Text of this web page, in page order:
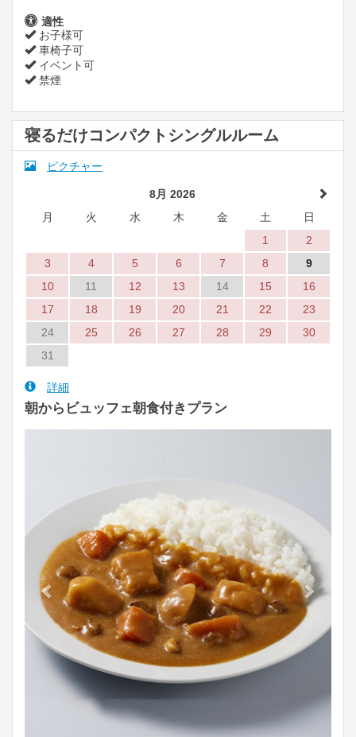
適性
お子様可
車椅子可
イベント可
禁煙
寝るだけコンパクトシングルルーム
ピクチャー
8月 2026
月
火 水 木 金 土
日
1
2
3
4 5 6 7 8
9
10
11 12 13 14 15
16
17
18 19 20 21 22
23
24
25 26 27 28 29
30
31
詳細
朝からビュッフェ朝食付きプラン